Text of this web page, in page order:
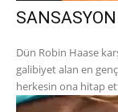
Dün Robin Haase
galibiyet alan en
herkesin ona hitap